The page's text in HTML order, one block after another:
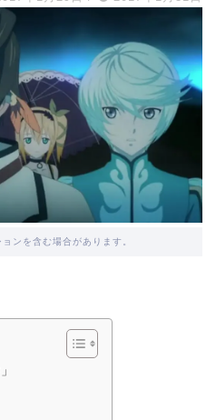
ンを含む場合があります。